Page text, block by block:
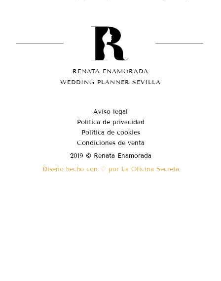
RENATA ENAMORADA
WEDDING PLANNER SEVILLA
Aviso legal
Política de privacidad
Política de cookies
Condiciones de venta
2019 © Renata Enamorada
Diseño hecho con ♡ por La Oficina Secreta